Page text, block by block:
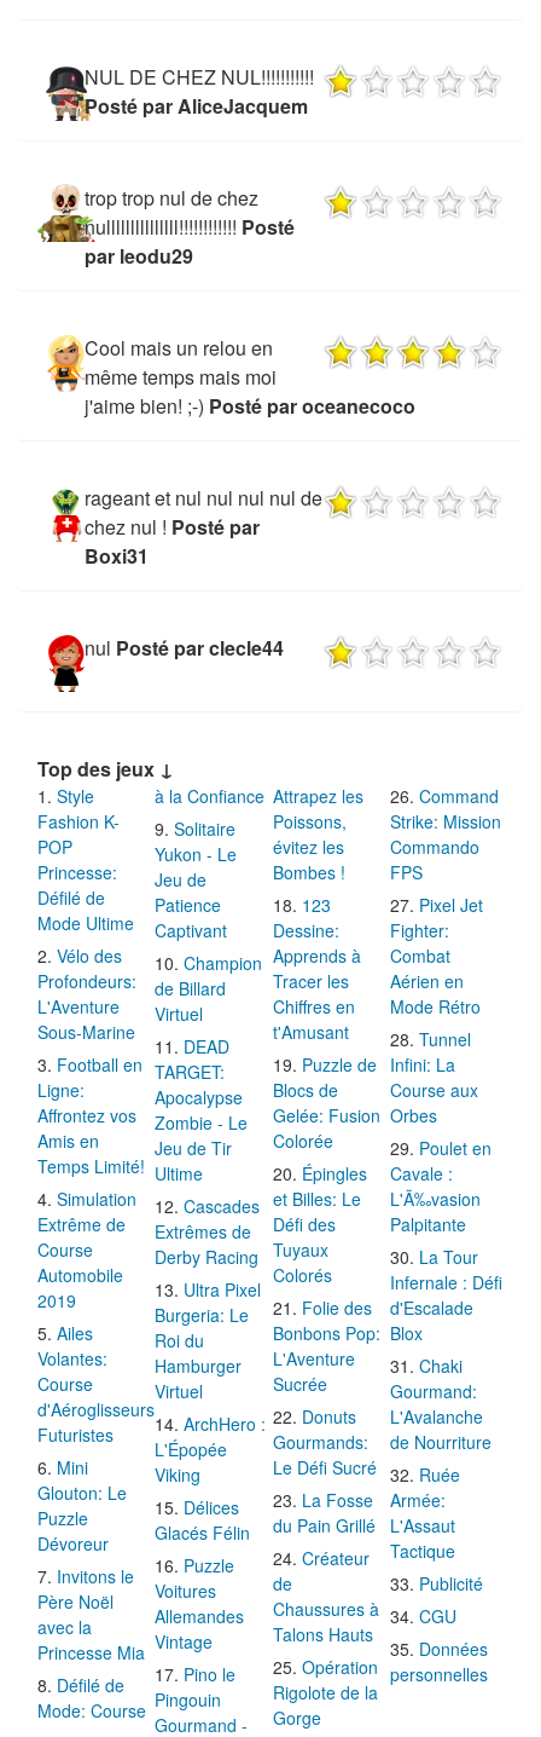
NUL DE CHEZ NUL!!!!!!!!!!!
Posté par AliceJacquem
trop trop nul de chez
nulllllllllllllll!!!!!!!!!!!! Posté
par leodu29
Cool mais un relou en
même temps mais moi
j'aime bien! ;-) Posté par oceanecoco
rageant et nul nul nul nul de
chez nul ! Posté par
Boxi31
nul Posté par clecle44
Top des jeux ↓
Style
Fashion K-
POP
Princesse:
Défilé de
Mode Ultime
Vélo des
Profondeurs:
L'Aventure
Sous-Marine
Football en
Ligne:
Affrontez vos
Amis en
Temps Limité!
Simulation
Extrême de
Course
Automobile
2019
Ailes
Volantes:
Course
d'Aéroglisseurs
Futuristes
Mini
Glouton: Le
Puzzle
Dévoreur
Invitons le
Père Noël
avec la
Princesse Mia
Défilé de
Mode: Course
à la Confiance
Solitaire
Yukon - Le
Jeu de
Patience
Captivant
Champion
de Billard
Virtuel
DEAD
TARGET:
Apocalypse
Zombie - Le
Jeu de Tir
Ultime
Cascades
Extrêmes de
Derby Racing
Ultra Pixel
Burgeria: Le
Roi du
Hamburger
Virtuel
ArchHero :
L'Épopée
Viking
Délices
Glacés Félin
Puzzle
Voitures
Allemandes
Vintage
Pino le
Pingouin
Gourmand -
Attrapez les
Poissons,
évitez les
Bombes !
123
Dessine:
Apprends à
Tracer les
Chiffres en
t'Amusant
Puzzle de
Blocs de
Gelée: Fusion
Colorée
Épingles
et Billes: Le
Défi des
Tuyaux
Colorés
Folie des
Bonbons Pop:
L'Aventure
Sucrée
Donuts
Gourmands:
Le Défi Sucré
La Fosse
du Pain Grillé
Créateur
de
Chaussures à
Talons Hauts
Opération
Rigolote de la
Gorge
Command
Strike: Mission
Commando
FPS
Pixel Jet
Fighter:
Combat
Aérien en
Mode Rétro
Tunnel
Infini: La
Course aux
Orbes
Poulet en
Cavale :
L'Ã‰vasion
Palpitante
La Tour
Infernale : Défi
d'Escalade
Blox
Chaki
Gourmand:
L'Avalanche
de Nourriture
Ruée
Armée:
L'Assaut
Tactique
Publicité
CGU
Données
personnelles